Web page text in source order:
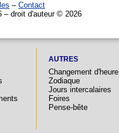
– Contact
– droit d'auteur © 2026
AUTRES
Changement d'heure
Zodiaque
Jours intercalaires
Foires
Pense-bête